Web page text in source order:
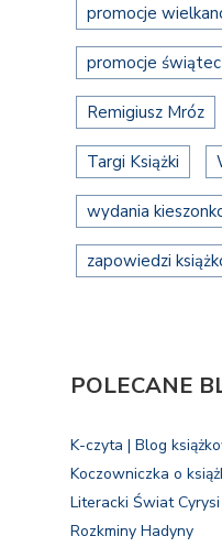
promocje
promocje
Remigiusz Mróz
Targi Książki
wydania
zapowiedzi
POLECANE
K-czyta | Blog
Koczowniczka o
Literacki Świat Cyrysi
Rozkminy Hadyny